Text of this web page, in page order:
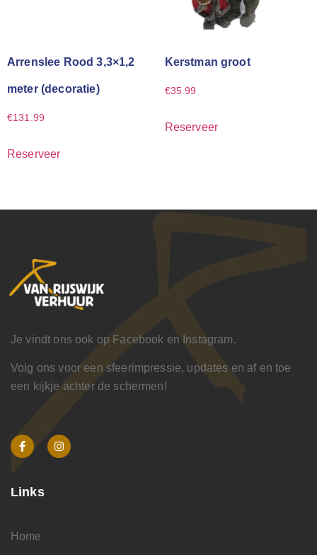
Arrenslee Rood 3,3×1,2
meter (decoratie)
€131.99
Reserveer
Kerstman groot
€35.99
Reserveer
Je vindt ons ook op Facebook en Instagram.
Volg ons voor een sfeerimpressie, updates en af en toe
een kijkje achter de schermen!
Links
Home